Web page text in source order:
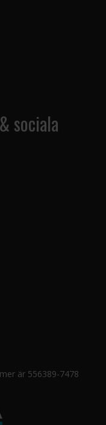
sociala
är 556389-7478